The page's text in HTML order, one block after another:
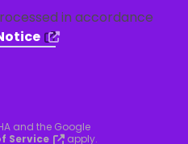
in accordance
and the Google
Service apply.